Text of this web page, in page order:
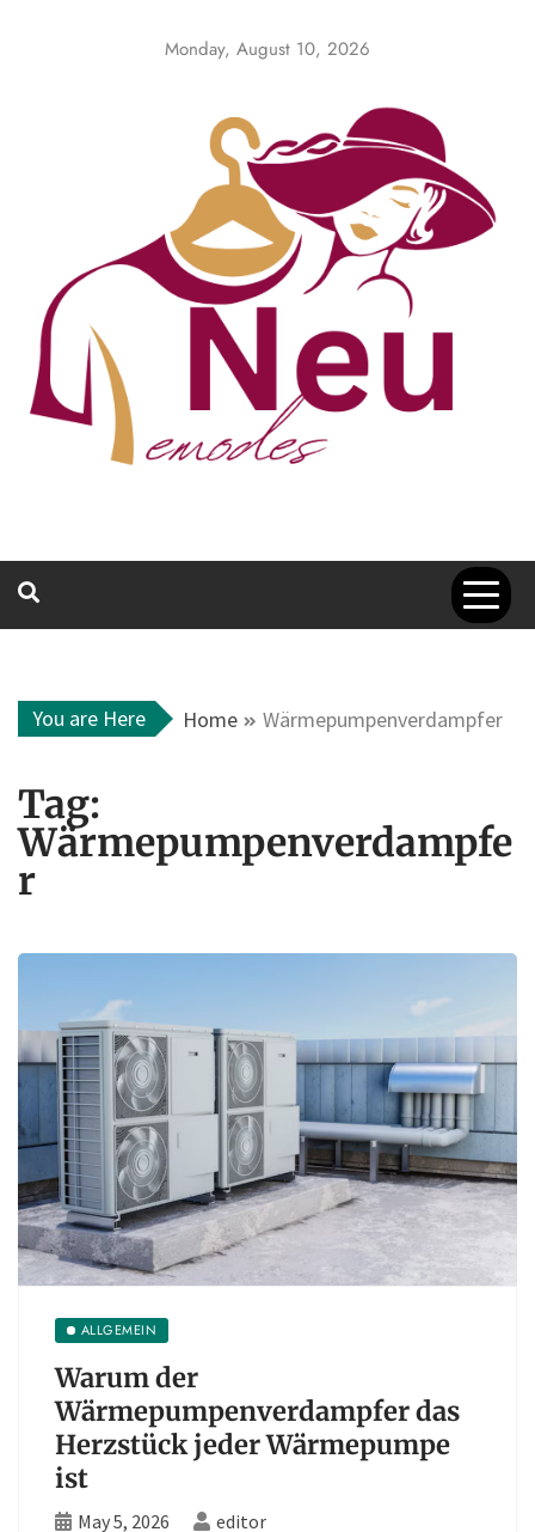
Monday, August 10, 2026
You are Here Home Wärmepumpenverdampfer
Tag:
Wärmepumpenverdampfe
r
ALLGEMEIN
Warum der
Wärmepumpenverdampfer das
Herzstück jeder Wärmepumpe
ist
May 5, 2026 editor